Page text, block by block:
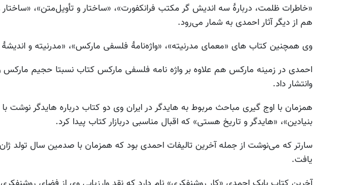
«خاطرات ظلمت، دربارهٔ سه اندیش گر مکتب فرانکفورت»، «ساختار و تأویل‌متن»،
هم از دیگر آثار احمدی به شمار می‌رود.
وی همچنین کتاب های «معمای مدرنیته»، «واژه‌نامهٔ فلسفی مارکس»، «مدرنیته و اندیشهٔ
احمدی در زمینه مارکس هم علاوه بر واژه نامه فلسفی مارکس کتاب نسبتا حجیم
وانتشار داد.
همزمان با اوج گیری مباحث مربوط به هایدگر در ایران وی دو کتاب درباره هایدگر نوشت
بنیادین»، «هایدگر و تاریخ هستی» که اقبال مناسبی دربازار کتاب پیدا کرد.
سارتر که می‌نوشت از جمله آخرین تالیفات احمدی بود که همزمان با صدمین سال تولد ژان
یافت.